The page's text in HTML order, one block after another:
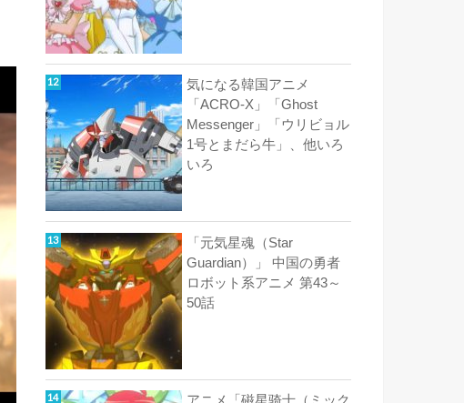
気になる韓国アニメ
「ACRO-X」「Ghost
Messenger」「ウリビョル
1号とまだら牛」、他いろ
いろ
「元気星魂（Star
Guardian）」 中国の勇者
ロボット系アニメ 第43～
50話
アニメ「磁星骑士（ミック